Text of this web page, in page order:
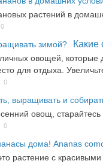
растений в
0
овощей,
для отдыха.
0
овощ,
0
растение с